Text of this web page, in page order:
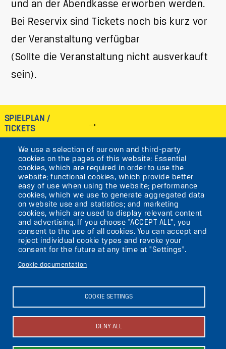
We use a selection of our own and third-party
cookies on the pages of this website: Essential
cookies, which are required in order to use the
website; functional cookies, which provide better
easy of use when using the website; performance
cookies, which we use to generate aggregated data
on website use and statistics; and marketing
cookies, which are used to display relevant content
and advertising. If you choose "ACCEPT ALL", you
consent to the use of all cookies. You can accept and
reject individual cookie types and revoke your
consent for the future at any time at "Settings".
Cookie documentation
COOKIE SETTINGS
DENY ALL
und an der Abendkasse erworben werden.
Bei Reservix sind Tickets noch bis kurz vor
der Veranstaltung verfügbar
(Sollte die Veranstaltung nicht ausverkauft
sein).
SPIELPLAN /
TICKETS
IMAGE
VIKTORIASTR. 10-18
12105 BERLIN
TEMPELHOF
AKTUELLES
DIE UFAFABRIK
Search